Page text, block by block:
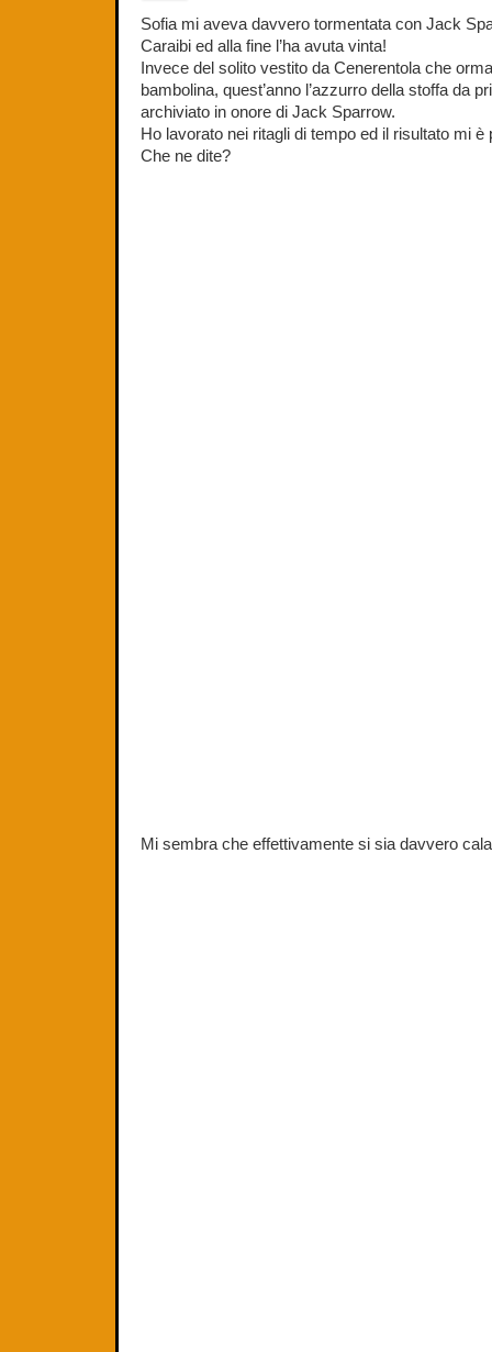
Sofia mi aveva davvero tormentata con Jack
Caraibi ed alla fine l’ha avuta vinta!
Invece del solito vestito da Cenerentola che
bambolina, quest’anno l’azzurro della stoffa da
archiviato in onore di Jack Sparrow.
Ho lavorato nei ritagli di tempo ed il risultato mi
Che ne dite?
Mi sembra che effettivamente si sia davvero